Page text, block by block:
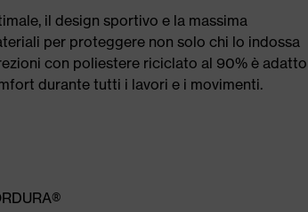
il design sportivo e la massima
per proteggere non solo chi lo indossa
con poliestere riciclato al 90% è adatto
durante tutti i lavori e i movimenti.